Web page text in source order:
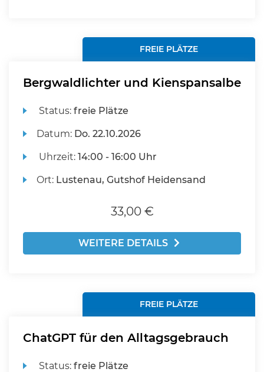
FREIE PLÄTZE
Bergwaldlichter und Kienspansalbe
Status:freie Plätze
Datum: Do. 22.10.2026
Uhrzeit:14:00 - 16:00 Uhr
Ort: Lustenau, Gutshof Heidensand
33,00 €
WEITERE DETAILS
FREIE PLÄTZE
ChatGPT für den Alltagsgebrauch
Status:freie Plätze